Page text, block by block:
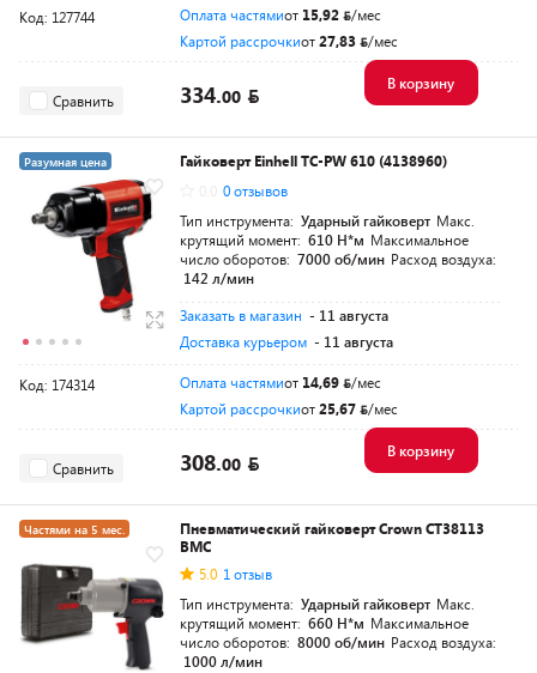
Код: 127744 Оплата частямиот 15,92
/мес
Картой рассрочкиот27,83 /мес
Сравнить 334.00
В корзину
Разумная цена
Гайковерт Einhell TC-PW 610 (4138960)
0 отзывов
Тип инструмента: Ударный гайковерт Макс.
крутящий момент: 610 Н*м Максимальное
число оборотов: 7000 об/мин Расход воздуха:
142 л/мин
Заказать в магазин - 11 августа
Доставка курьером - 11 августа
Код: 174314 Оплата частямиот 14,69
/мес
Картой рассрочкиот25,67 /мес
Сравнить 308.00
В корзину
Частями на 5 мес.
Разумная цена
Пневматический гайковерт Crown CT38113
BMC
5.0 1 отзыв
Тип инструмента: Ударный гайковерт Макс.
крутящий момент: 660 Н*м Максимальное
число оборотов: 8000 об/мин Расход воздуха:
1000 л/мин